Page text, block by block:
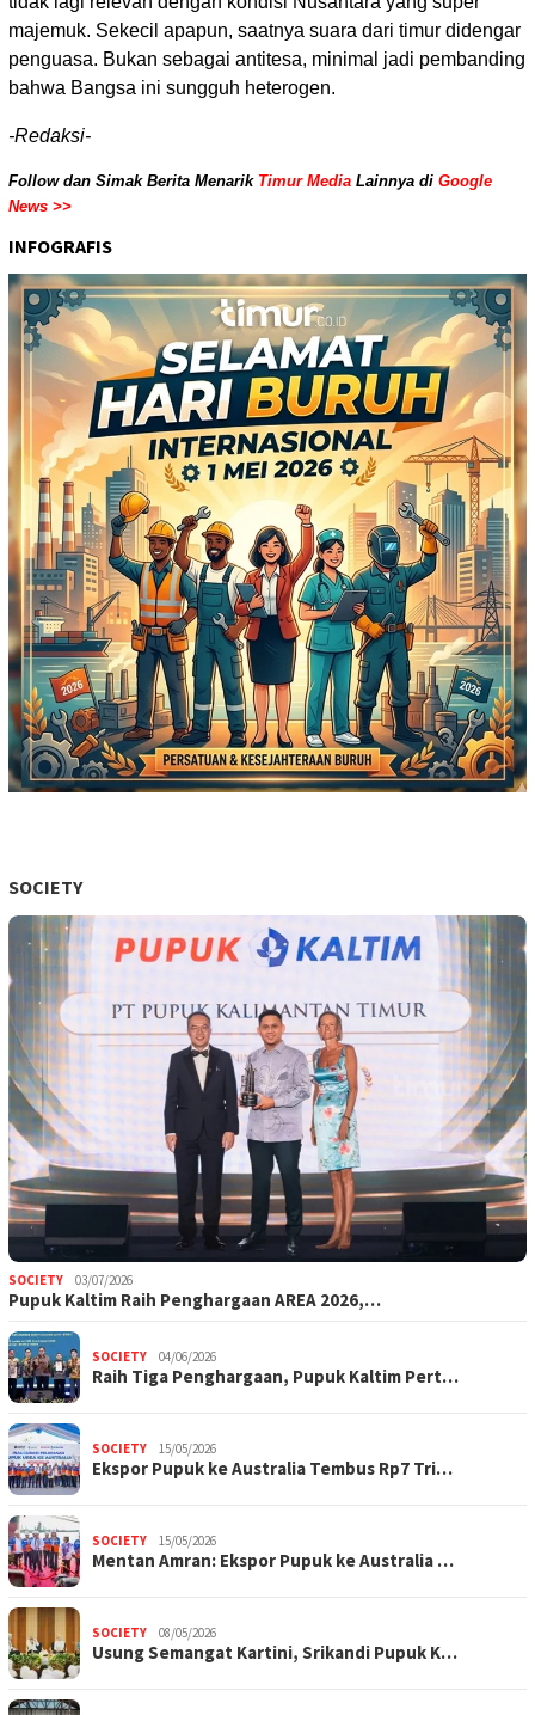
majemuk. Sekecil apapun, saatnya suara dari timur didengar
penguasa. Bukan sebagai antitesa, minimal jadi pembanding
bahwa Bangsa ini sungguh heterogen.
-Redaksi-
Follow dan Simak Berita Menarik Timur Media Lainnya di Google
News >>
INFOGRAFIS
SOCIETY
SOCIETY 03/07/2026
Pupuk Kaltim Raih Penghargaan AREA 2026,…
SOCIETY 04/06/2026
Raih Tiga Penghargaan, Pupuk Kaltim Pert…
SOCIETY 15/05/2026
Ekspor Pupuk ke Australia Tembus Rp7 Tri…
SOCIETY 15/05/2026
Mentan Amran: Ekspor Pupuk ke Australia …
SOCIETY 08/05/2026
Usung Semangat Kartini, Srikandi Pupuk K…